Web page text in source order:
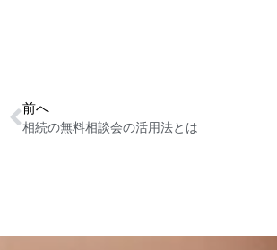
前へ
相続の無料相談会の活用法とは